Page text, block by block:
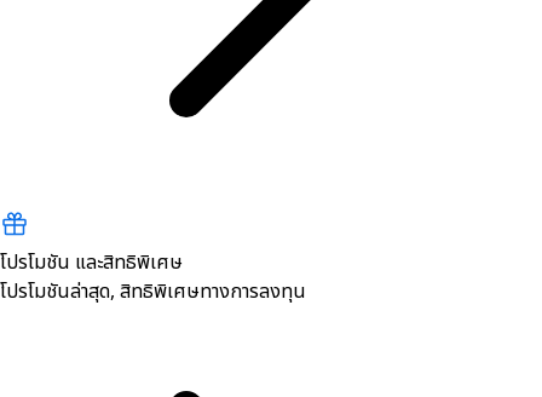
โปรโมชัน และสิทธิพิเศษ
โปรโมชันล่าสุด, สิทธิพิเศษทางการลงทุน